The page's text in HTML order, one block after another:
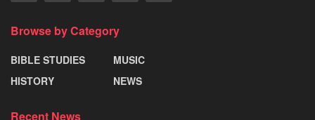
Browse by Category
BIBLE STUDIES
HISTORY
MUSIC
NEWS
Recent News